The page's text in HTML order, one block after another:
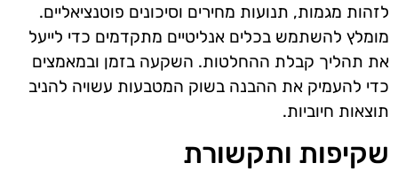
לזהות מגמות, תנועות מחירים וסיכונים פוטנציאליים.
מומלץ להשתמש בכלים אנליטיים מתקדמים כדי לייעל
את תהליך קבלת ההחלטות. השקעה בזמן ובמאמצים
כדי להעמיק את ההבנה בשוק המטבעות עשויה להניב
תוצאות חיוביות.
שקיפות ותקשורת